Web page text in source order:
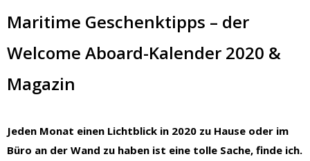
Maritime Geschenktipps – der
Welcome Aboard-Kalender 2020 &
Magazin
Jeden Monat einen Lichtblick in 2020 zu Hause oder im
Büro an der Wand zu haben ist eine tolle Sache, finde ich.